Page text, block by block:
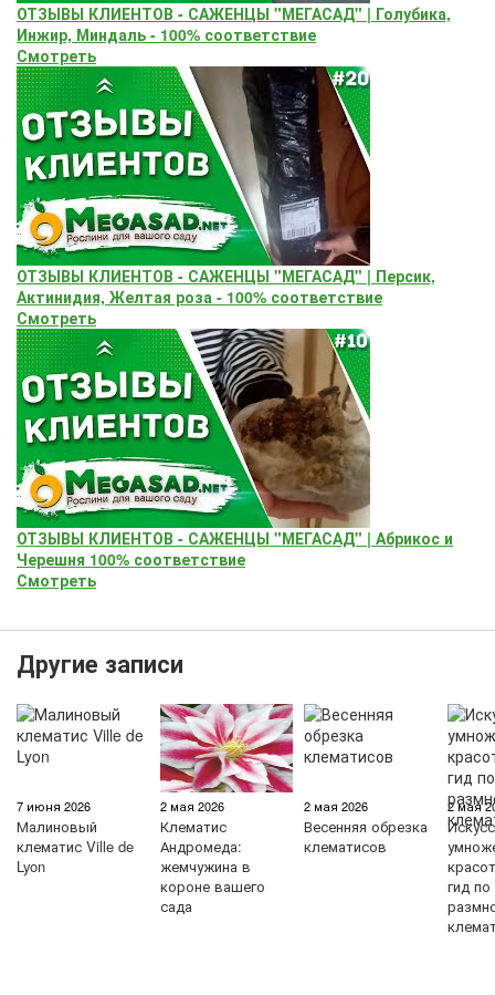
ОТЗЫВЫ КЛИЕНТОВ - САЖЕНЦЫ "МЕГАСАД" | Голубика,
Инжир, Миндаль - 100% соответствие
Смотреть
ОТЗЫВЫ КЛИЕНТОВ - САЖЕНЦЫ "МЕГАСАД" | Персик,
Актинидия, Желтая роза - 100% соответствие
Смотреть
ОТЗЫВЫ КЛИЕНТОВ - САЖЕНЦЫ "МЕГАСАД" | Абрикос и
Черешня 100% соответствие
Смотреть
Другие записи
7 июня 2026
Малиновый
клематис Ville de
Lyon
2 мая 2026
Клематис
Андромеда:
жемчужина в
короне вашего
сада
2 мая 2026
Весенняя обрезка
клематисов
2 мая
гид по